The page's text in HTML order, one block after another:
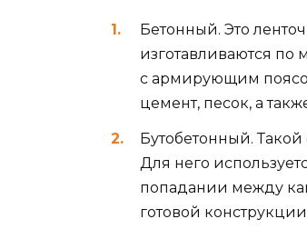
Бетонный. Это
изготавливаются по
с армирующим
цемент, песок, а
Бутобетонный. Такой
Для него
попадании между
готовой